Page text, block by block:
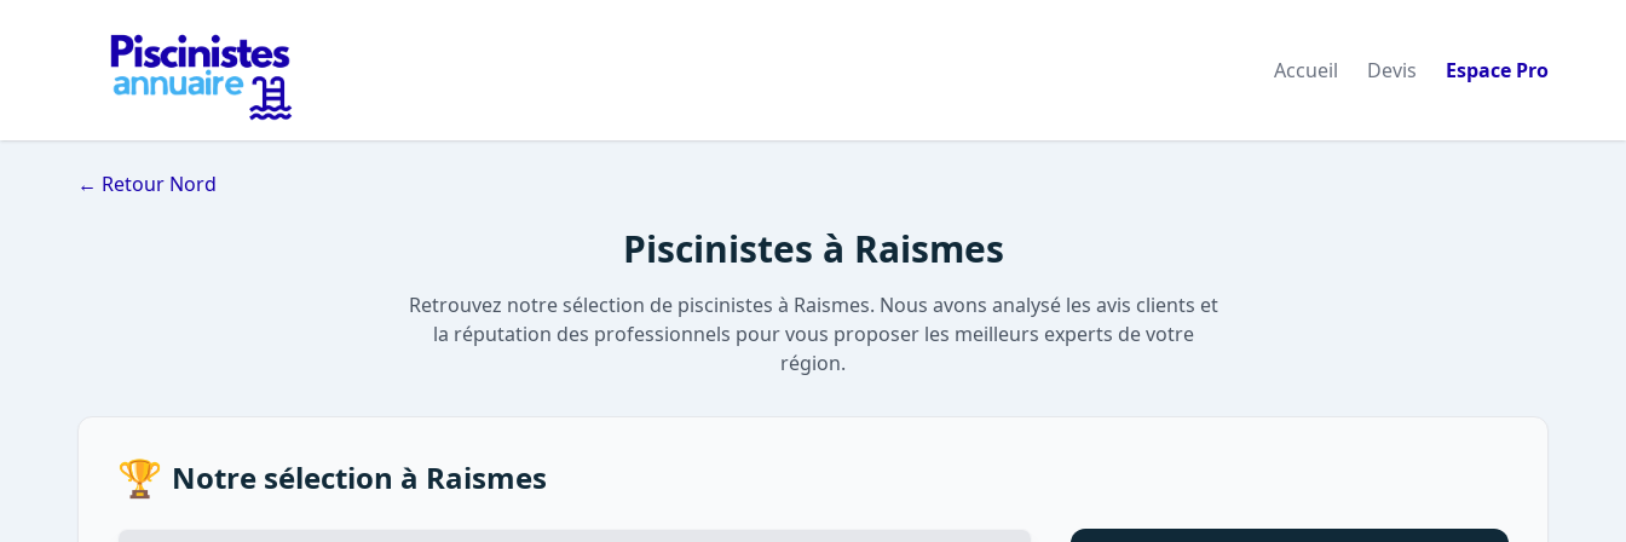
Accueil Devis Espace Pro
← Retour Nord
Piscinistes à Raismes
Retrouvez notre sélection de piscinistes à Raismes. Nous avons analysé les avis clients et
la réputation des professionnels pour vous proposer les meilleurs experts de votre
région.
🏆 Notre sélection à Raismes